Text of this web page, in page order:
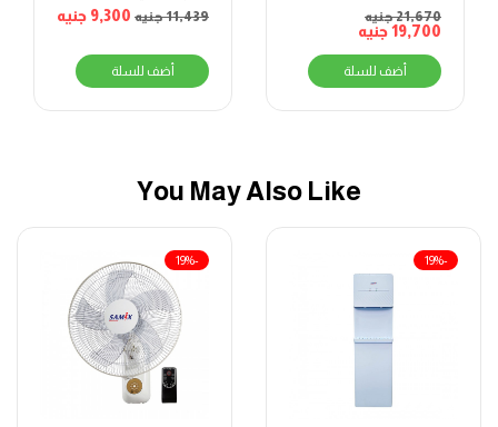
5 شعلة، 90 سم،
ستانلس ستيل
21,670جنيه
19,700جنيه
أضف للسلة
11,439جنيه 9,300 جنيه
أضف للسلة
You May Also Like
-19%
-19%